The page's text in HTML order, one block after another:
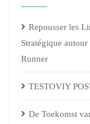
Repousser les
Stratégique
Runner
TESTOVIY
De Toekomst